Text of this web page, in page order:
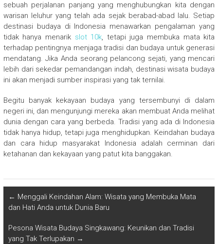
sebuah perjalanan panjang yang menghubungkan kita dengan
warisan leluhur yang telah ada sejak berabad-abad lalu. Setiap
destinasi budaya di Indonesia menawarkan pengalaman yang
tidak hanya menarik slot 10k, tetapi juga membuka mata kita
terhadap pentingnya menjaga tradisi dan budaya untuk generasi
mendatang. Jika Anda seorang pelancong sejati, yang mencari
lebih dari sekedar pemandangan indah, destinasi wisata budaya
ini akan menjadi sumber inspirasi yang tak ternilai.
Begitu banyak kekayaan budaya yang tersembunyi di dalam
negeri ini, dan mengunjungi mereka akan membuat Anda melihat
dunia dengan cara yang berbeda. Tradisi yang ada di Indonesia
tidak hanya hidup, tetapi juga menghidupkan. Keindahan budaya
dan cara hidup masyarakat Indonesia adalah cerminan dari
ketahanan dan kekayaan yang patut kita banggakan.
← Menggali Keindahan Alam: Wisata yang Membuka Mata
dan Hati Anda untuk Dunia Baru
Pesona Wisata Budaya Singkawang: Keunikan dan Tradisi
yang Tak Terlupakan →